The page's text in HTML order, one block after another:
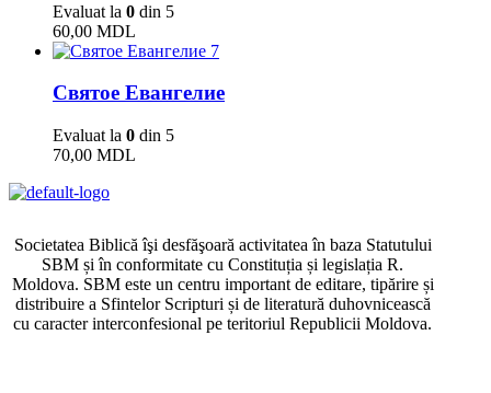
Evaluat la 0 din 5
60,00 MDL
7
Святое Евангелие
Evaluat la 0 din 5
70,00 MDL
Societatea Biblică îşi desfăşoară activitatea în baza Statutului
SBM și în conformitate cu Constituția și legislația R.
Moldova. SBM este un centru important de editare, tipărire și
distribuire a Sfintelor Scripturi și de literatură duhovnicească
cu caracter interconfesional pe teritoriul Republicii Moldova.